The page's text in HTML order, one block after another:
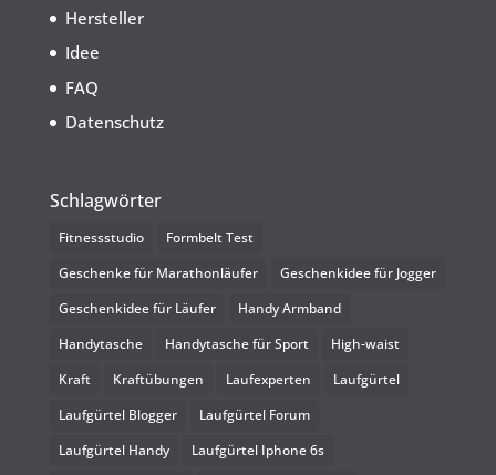
Hersteller
Idee
FAQ
Datenschutz
Schlagwörter
Fitnessstudio
Formbelt Test
Geschenke für Marathonläufer
Geschenkidee für Jogger
Geschenkidee für Läufer
Handy Armband
Handytasche
Handytasche für Sport
High-waist
Kraft
Kraftübungen Laufexperten
Laufgürtel
Laufgürtel Blogger
Laufgürtel Forum
Laufgürtel Handy
Laufgürtel Iphone 6s